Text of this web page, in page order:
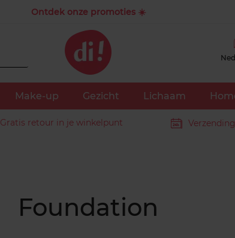
Ontdek onze promoties ☀️
Make-up Gezicht Lichaam
Gratis retour in je winkelpunt
Foundation